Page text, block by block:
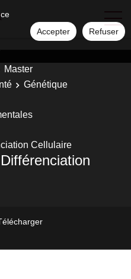
Accepter Refuser
Master
Génétique
Cellulaire